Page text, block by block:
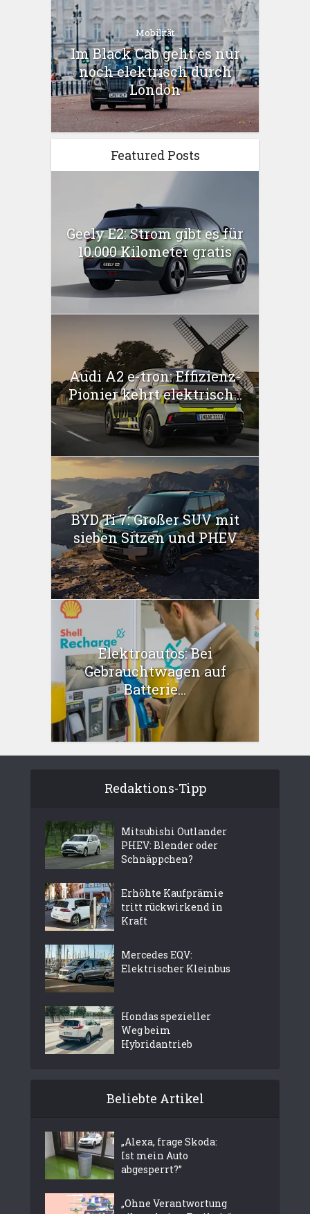
Mobilität
Im Black Cab geht es nur
noch elektrisch durch
London
Featured Posts
Geely E2: Strom gibt es für
10.000 Kilometer gratis
Audi A2 e-tron: Effizienz-
Pionier kehrt elektrisch...
BYD Ti 7: Großer SUV mit
sieben Sitzen und PHEV
Elektroautos: Bei
Gebrauchtwagen auf
Batterie...
Redaktions-Tipp
Mitsubishi Outlander
PHEV: Blender oder
Schnäppchen?
Erhöhte Kaufprämie
tritt rückwirkend in
Kraft
Mercedes EQV:
Elektrischer Kleinbus
Hondas spezieller
Weg beim
Hybridantrieb
Beliebte Artikel
„Alexa, frage Skoda:
Ist mein Auto
abgesperrt?”
„Ohne Verantwortung